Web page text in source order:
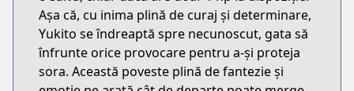
Așa că, cu inima plină de curaj și determinare,
Yukito se îndreaptă spre necunoscut, gata să
înfrunte orice provocare pentru a-și proteja
sora. Această poveste plină de fantezie și